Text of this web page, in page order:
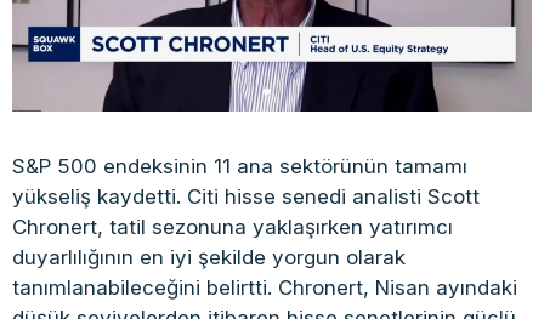
S&P 500 endeksinin 11 ana sektörünün tamamı
yükseliş kaydetti. Citi hisse senedi analisti Scott
Chronert, tatil sezonuna yaklaşırken yatırımcı
duyarlılığının en iyi şekilde yorgun olarak
tanımlanabileceğini belirtti. Chronert, Nisan ayındaki